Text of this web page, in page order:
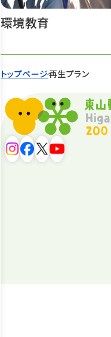
トップページ再生プラン
環境教育